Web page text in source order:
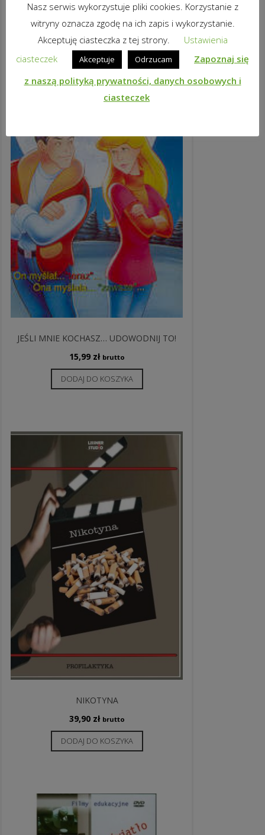
JEŚLI MNIE KOCHASZ… UDOWODNIJ TO!
15,99 zł brutto
DODAJ DO KOSZYKA
NIKOTYNA
39,90 zł brutto
DODAJ DO KOSZYKA
Nasz serwis wykorzystuje pliki cookies. Korzystanie z
witryny oznacza zgodę na ich zapis i wykorzystanie.
Akceptuję ciasteczka z tej strony.
Ustawienia
ciasteczek
Akceptuje Odrzucam
Zapoznaj się
z naszą polityką prywatności, danych osobowych i
ciasteczek